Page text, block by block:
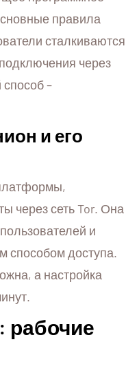
правила
сталкиваются
через
–
и его
через сеть Tor. Она
и
способом доступа.
а настройка
рабочие